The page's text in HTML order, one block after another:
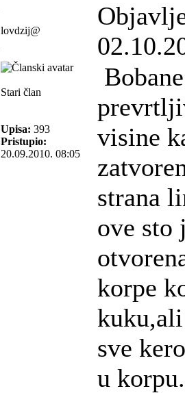
lovdzij@
Stari član
Upisa: 393
Pristupio:
20.09.2010. 08:05
visine
strana
ove sto
korpe
sve
u